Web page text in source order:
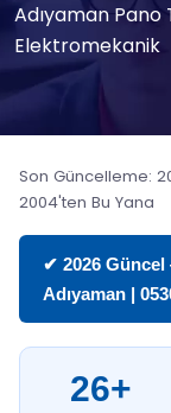
Adıyaman
Elektromekanik
Son Güncelleme:
2004'ten Bu Yana
✔ 2026
Adıyaman |
26+